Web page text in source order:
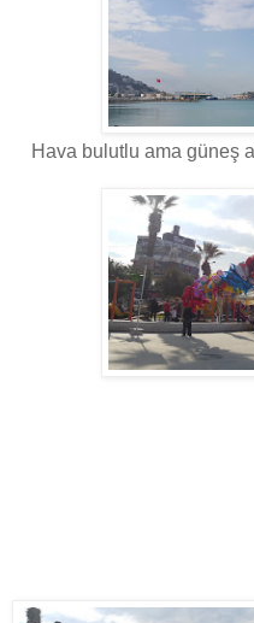
Hava bulutlu ama güneş